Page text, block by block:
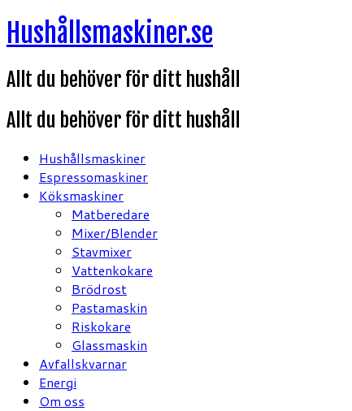
Hoppa
till
Hushållsmaskiner.se
Allt du behöver för ditt hushåll
Allt du behöver för ditt hushåll
Hushållsmaskiner
Espressomaskiner
Köksmaskiner
Matberedare
Mixer/Blender
Stavmixer
Vattenkokare
Brödrost
Pastamaskin
Riskokare
Glassmaskin
Avfallskvarnar
Energi
Om oss